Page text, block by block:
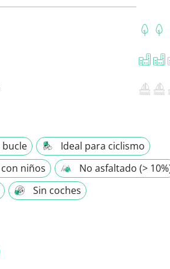
bucle
Ideal para ciclismo
niños
No asfaltado (>
Sin coches